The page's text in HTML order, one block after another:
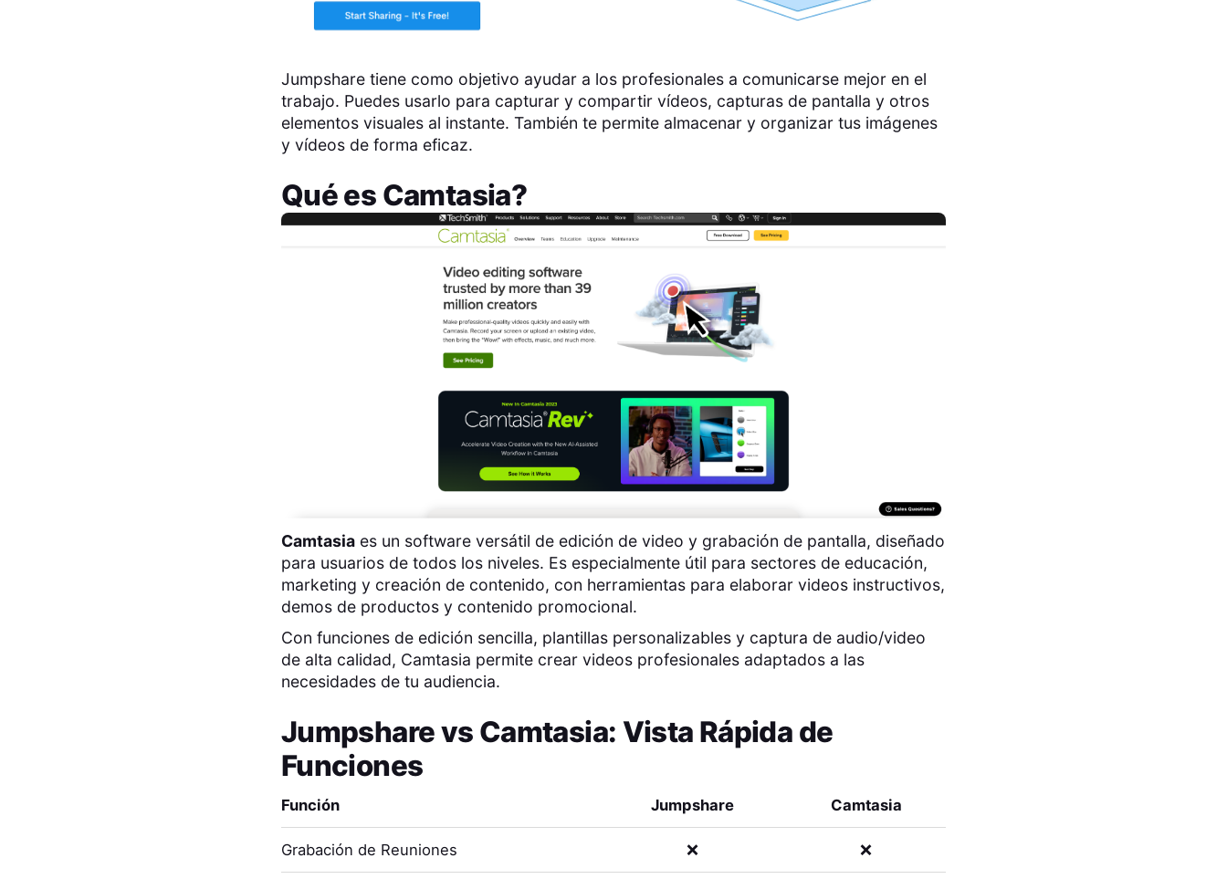
Jumpshare tiene como objetivo ayudar a los profesionales a comunicarse mejor en el
trabajo. Puedes usarlo para capturar y compartir vídeos, capturas de pantalla y otros
elementos visuales al instante. También te permite almacenar y organizar tus imágenes
y vídeos de forma eficaz.
Qué es Camtasia?
Camtasiaes un software versátil de edición de video y grabación de pantalla, diseñado
para usuarios de todos los niveles. Es especialmente útil para sectores de educación,
marketing y creación de contenido, con herramientas para elaborar videos instructivos,
demos de productos y contenido promocional.
Con funciones de edición sencilla, plantillas personalizables y captura de audio/video
de alta calidad, Camtasia permite crear videos profesionales adaptados a las
necesidades de tu audiencia.
Jumpsharevs Camtasia: Vista Rápida de
Funciones
Función Jumpshare Camtasia
Grabación de Reuniones ❌ ❌